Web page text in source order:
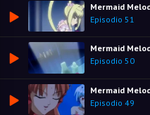
Mermaid
Episodio 51
Mermaid
Episodio 50
Mermaid
Episodio 49